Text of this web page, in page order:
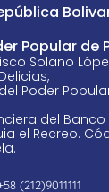
Popular de
Solano
Poder
del
el Recreo.
​(212)9011111